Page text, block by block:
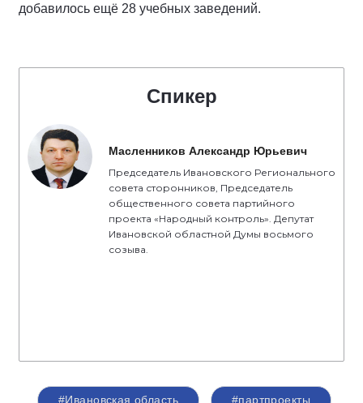
добавилось ещё 28 учебных заведений.
Спикер
Масленников Александр Юрьевич
Председатель Ивановского Регионального
совета сторонников, Председатель
общественного совета партийного
проекта «Народный контроль». Депутат
Ивановской областной Думы восьмого
созыва.
#Ивановская область #партпроекты